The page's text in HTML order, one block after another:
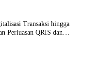
Transaksi hingga
Perluasan QRIS dan